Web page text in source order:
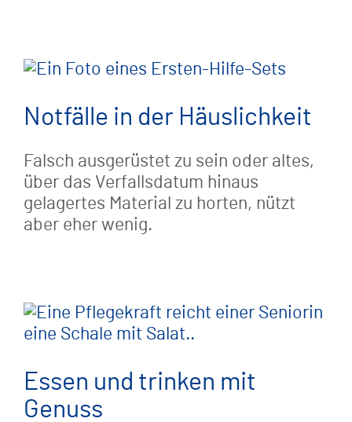
Notfälle in der Häuslichkeit
Falsch ausgerüstet zu sein oder altes,
über das Verfallsdatum hinaus
gelagertes Material zu horten, nützt
aber eher wenig.
Essen und trinken mit
Genuss